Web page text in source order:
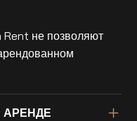
Rent не позволяют
АРЕНДЕ